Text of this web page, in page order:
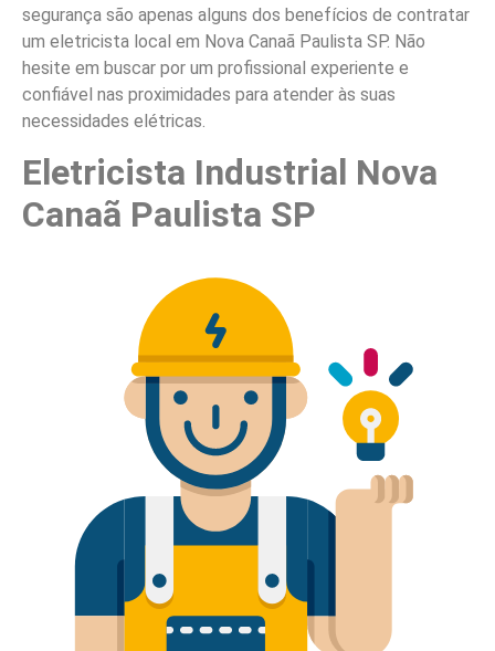
segurança são apenas alguns dos benefícios de contratar
um eletricista local em Nova Canaã Paulista SP. Não
hesite em buscar por um profissional experiente e
confiável nas proximidades para atender às suas
necessidades elétricas.
Eletricista Industrial Nova
Canaã Paulista SP